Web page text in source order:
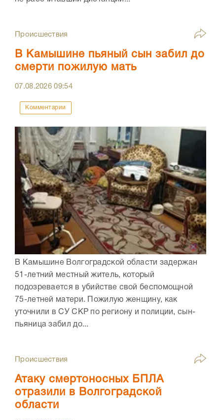
Происшествия
В Камышине пьяный сын забил до
смерти пожилую мать
07.08.202609:54
Комментарии
В Камышине Волгоградской области задержан
51-летний местный житель, который
подозревается в убийстве свой беспомощной
75-летней матери. Пожилую женщину, как
уточнили в СУ СКР по региону и полиции, сын-
пьяница забил до...
Происшествия
Атаку смертоносных БПЛА
отразили в Волгоградской
области